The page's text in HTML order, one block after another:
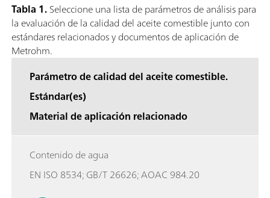
Tabla 1.Seleccione una lista de parámetros de análisis para
la evaluación de la calidad del aceite comestible junto con
estándares relacionados y documentos de aplicación de
Metrohm.
Parámetro de calidad del aceite comestible.
Estándar(es)
Material de aplicación relacionado
Contenido de agua
EN ISO 8534; GB/T 26626; AOAC 984.20